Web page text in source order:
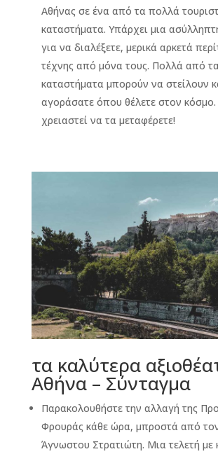
Αθήνας σε ένα από τα πολλά
καταστήματα. Υπάρχει μια
για να διαλέξετε, μερικά αρκετά
τέχνης από μόνα τους. Πολλά από τα
καταστήματα μπορούν να στείλουν
αγοράσατε όπου θέλετε στον κόσμο.
χρειαστεί να τα μεταφέρετε!
τα καλύτερα
Αθήνα – Σύνταγμα
Παρακολουθήστε την αλλαγή της
Φρουράς κάθε ώρα, μπροστά από
Άγνωστου Στρατιώτη. Μια τελετή με